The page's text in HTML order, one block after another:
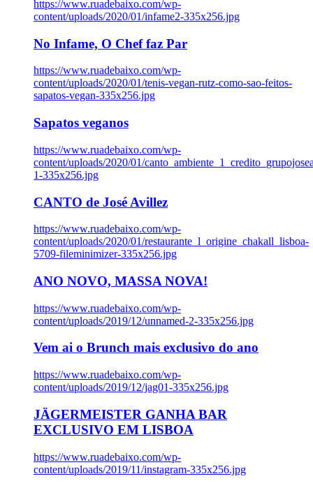
https://www.ruadebaixo.com/wp-
content/uploads/2020/01/infame2-335x256.jpg
No Infame, O Chef faz Par
https://www.ruadebaixo.com/wp-
content/uploads/2020/01/tenis-vegan-rutz-como-sao-feitos-
sapatos-vegan-335x256.jpg
Sapatos veganos
https://www.ruadebaixo.com/wp-
content/uploads/2020/01/
1-335x256.jpg
CANTO de José Avillez
https://www.ruadebaixo.com/wp-
content/uploads/2020/01/restaurante_l_origine_chakall_lisboa-
5709-fileminimizer-335x256.jpg
ANO NOVO, MASSA NOVA!
https://www.ruadebaixo.com/wp-
content/uploads/2019/12/unnamed-2-335x256.jpg
Vem ai o Brunch mais exclusivo do ano
https://www.ruadebaixo.com/wp-
content/uploads/2019/12/jag01-335x256.jpg
JÄGERMEISTER GANHA BAR
EXCLUSIVO EM LISBOA
https://www.ruadebaixo.com/wp-
content/uploads/2019/11/instagram-335x256.jpg